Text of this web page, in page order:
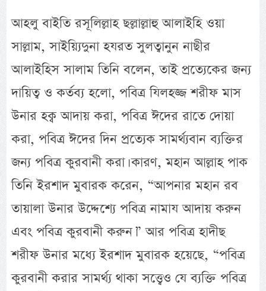
আহলু বাইতি রসূলিল্লাহ ছল্লাল্লাহু আলাইহি ওয়া
সাল্লাম, সাইয়্যিদুনা হযরত সুলত্বানুন নাছীর
আলাইহিস সালাম তিনি বলেন, তাই প্রত্যেকের জন্য
দায়িত্ব ও কর্তব্য হলো, পবিত্র যিলহজ্জ শরীফ মাস
উনার হক্ব আদায় করা, পবিত্র ঈদের রাতে দোয়া
করা, পবিত্র ঈদের দিন প্রত্যেক সামর্থ্যবান ব্যক্তির
জন্য পবিত্র কুরবানী করা। কারণ, মহান আল্লাহ পাক
তিনি ইরশাদ মুবারক করেন, “আপনার মহান রব
তায়ালা উনার উদ্দেশ্যে পবিত্র নামায আদায় করুন
এবং পবিত্র কুরবানী করুন।” আর পবিত্র হাদীছ
শরীফ উনার মধ্যে ইরশাদ মুবারক হয়েছে, “পবিত্র
কুরবানী করার সামর্থ্য থাকা সত্ত্বেও যে ব্যক্তি পবিত্র